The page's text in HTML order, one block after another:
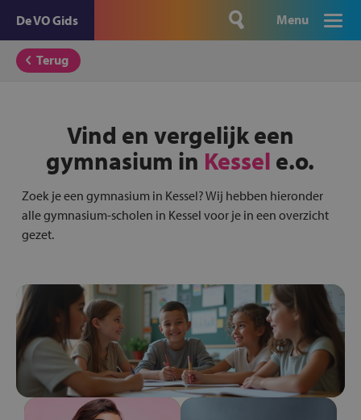
De VO Gids Menu
Terug
Vind en vergelijk een
gymnasium in Kessel e.o.
Zoek je een gymnasium in Kessel? Wij hebben hieronder
alle gymnasium-scholen in Kessel voor je in een overzicht
gezet.